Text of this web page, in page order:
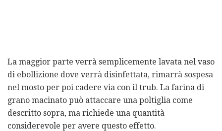
La maggior parte verrà semplicemente lavata nel vaso
di ebollizione dove verrà disinfettata, rimarrà sospesa
nel mosto per poi cadere via con il trub. La farina di
grano macinato può attaccare una poltiglia come
descritto sopra, ma richiede una quantità
considerevole per avere questo effetto.